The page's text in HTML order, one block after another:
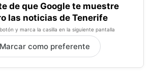
de que Google te muestre
las noticias de Tenerife
y marca la casilla en la siguiente pantalla
Marcar como preferente